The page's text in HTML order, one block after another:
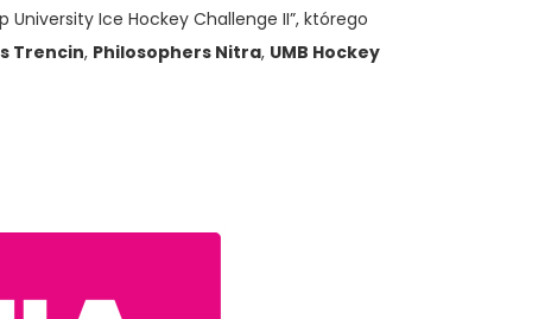
Ice Hockey Challenge II”, którego
Trencin, Philosophers Nitra, UMB Hockey